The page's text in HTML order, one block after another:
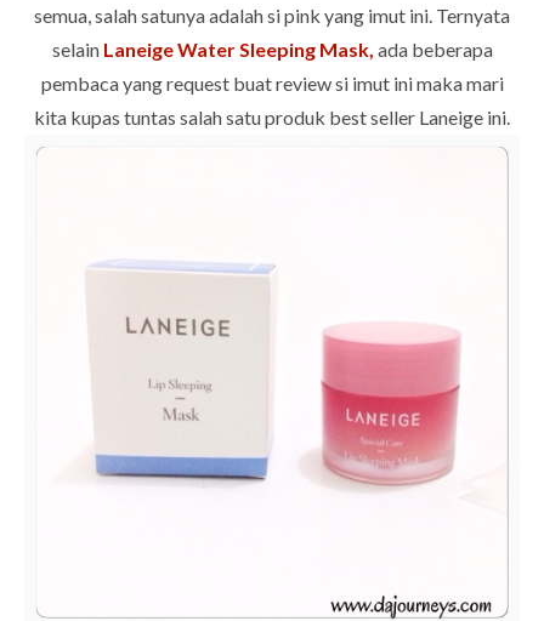
semua, salah satunya adalah si pink yang imut ini. Ternyata
selain Laneige Water Sleeping Mask, ada beberapa
pembaca yang request buat review si imut ini maka mari
kita kupas tuntas salah satu produk best seller Laneige ini.